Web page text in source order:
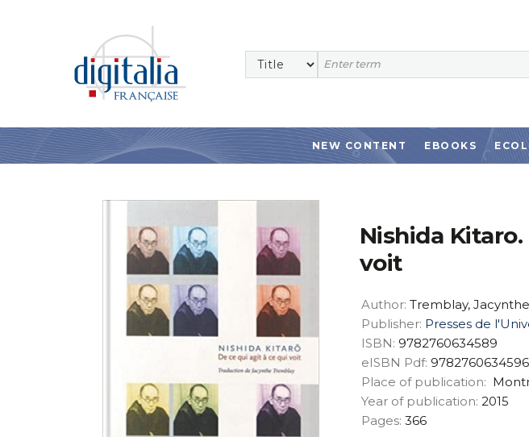
NEW CONTENT EBOOKS
Nishida
voit
Author: Tremblay, Jacynthe
Publisher: Presses de
ISBN: 9782760634589
eISBN Pdf: 9782760634596
Place of publication:
Year of publication: 2015
Pages: 366